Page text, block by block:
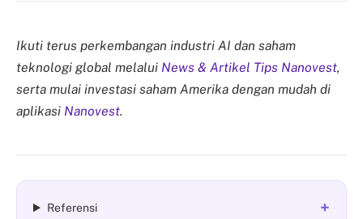
Ikuti terus perkembangan industri AI dan saham
teknologi global melalui News & Artikel Tips Nanovest,
serta mulai investasi saham Amerika dengan mudah di
aplikasi Nanovest.
Referensi +